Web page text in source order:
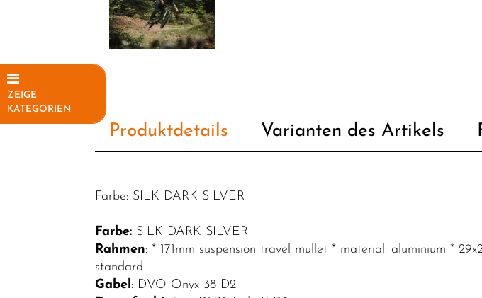
ZEIGE
KATEGORIEN
Mountainbikes
Produktdetails Varianten des Artikels
Farbe: SILK DARK SILVER
Farbe: SILK DARK SILVER
Rahmen: * 171mm suspension travel mullet * material: aluminium *
standard
Gabel: DVO Onyx 38 D2